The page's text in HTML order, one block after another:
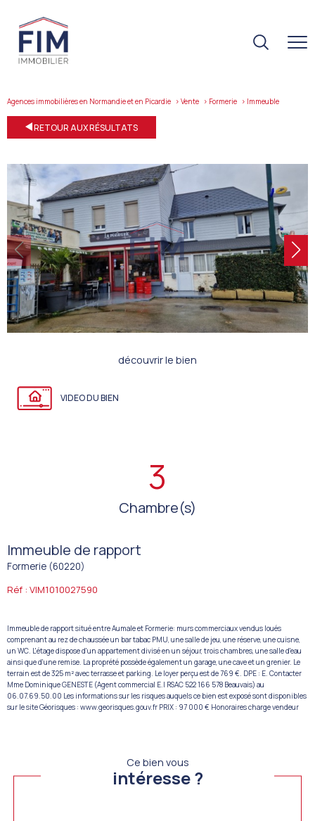
Agences immobilières en Normandie et en Picardie Vente Formerie immeuble
RETOUR AUX RÉSULTATS
découvrir le bien
VIDEO DU BIEN
3
Chambre(s)
Immeuble de rapport
Formerie (60220)
Réf : VIM1010027590
Immeuble de rapport situé entre Aumale et Formerie: murs commerciaux vendus loués
comprenant au rez de chaussée un bar tabac PMU, une salle de jeu, une réserve, une cuisne,
un WC. L'étage dispose d'un appartement divisé en un séjour, trois chambres, une salle d'eau
ainsi que d'une remise. La proprété possède également un garage, une cave et un grenier. Le
terrain est de 325 m² avec terrasse et parking. Le loyer perçu est de 769 €. DPE : E. Contacter
Mme Dominique GENESTE (Agent commercial E.I RSAC 522 166 578 Beauvais) au
06.07.69.50.00 Les informations sur les risques auquels ce bien est exposé sont disponibles
sur le site Géorisques : www.georisques.gouv.fr PRIX : 97 000 € Honoraires charge vendeur
Ce bien vous
intéresse ?